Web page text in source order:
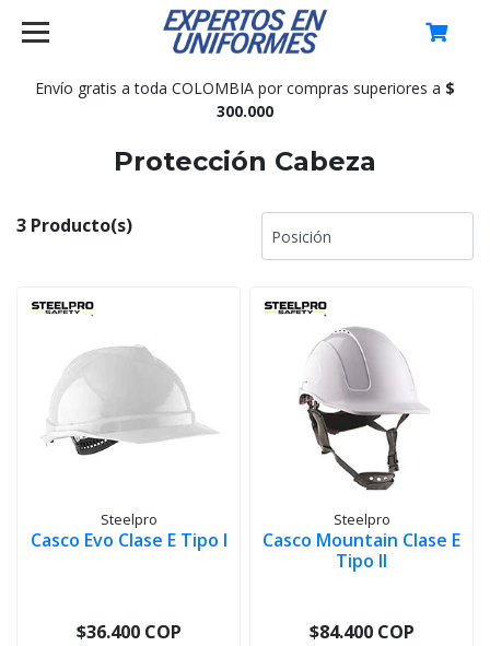
Envío gratis a toda COLOMBIA por compras superiores a $
300.000
Protección Cabeza
3 Producto(s)
Steelpro
Casco Evo Clase E Tipo I
$36.400 COP
Steelpro
Casco Mountain Clase E
Tipo II
$84.400 COP